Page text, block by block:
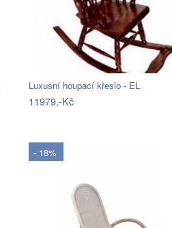
Luxusní houpací křeslo - EL
11979,-Kč
- 18%